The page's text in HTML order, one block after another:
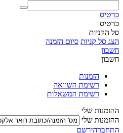
כרטיס
כרטיס
סל הקניות
הצג סל קניות סיום הזמנה
חשבון
חשבון
הזמנות
רשימת השוואה
רשימת המשאלות
ההזמנות שלי
ההזמנות שלי
התחברהירשם